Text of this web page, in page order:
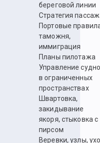
береговой линии
Стратегия
Портовые
таможня,
иммиграция
Планы пилотажа
Управление
в ограниченных
пространствах
Швартовка,
закидывание
якоря, стыковка с
пирсом
Веревки, узлы,